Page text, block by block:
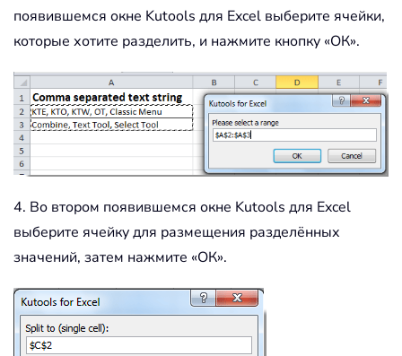
				xUpdate
= Application
					xRet
= Split(
					xRg1
.Worksheet.
					I
= I + UBound(
Next
				Application
.
появившемся окне Kutools для Excel выберите ячейки,
которые хотите разделить, и нажмите кнопку «ОК».
4. Во втором появившемся окне Kutools для Excel
выберите ячейку для размещения разделённых
значений, затем нажмите «ОК».